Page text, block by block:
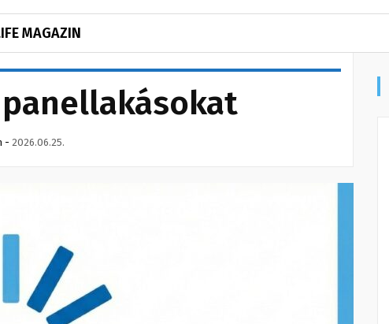
MAGAZIN
- 2026.06.25.